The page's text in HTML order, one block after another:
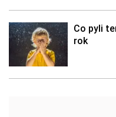
Co pyli
rok